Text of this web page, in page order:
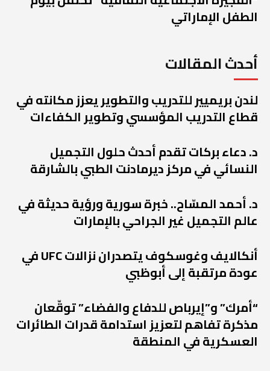
الطفل الإماراتي
أحدث المقالات
لندن بريميير للتدريب والتطوير يعزز مكانته في
قطاع التدريب المؤسسي وتطوير الكفاءات
د. دعاء بركات تقدم أحدث حلول التجميل
النسائي في مركز ديرمادنت الطبي بالشارقة
د. أحمد المسّاح.. خبرة سورية ورؤية حديثة في
عالم التجميل غير الجراحي بالإمارات
أنكالايف وغوسكوف يتصدران نزالات UFC في
عودة مرتقبة إلى أبوظبي
“أمرك” و”إيرباص للدفاع والفضاء” توقّعان
مذكرة تفاهم لتعزيز استدامة قدرات الطائرات
العسكرية في المنطقة